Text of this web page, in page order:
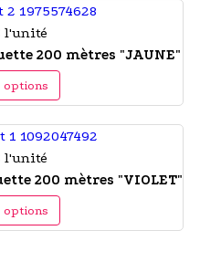
l'unité
200 mètres "JAUNE"
options
l'unité
200 mètres "VIOLET"
options